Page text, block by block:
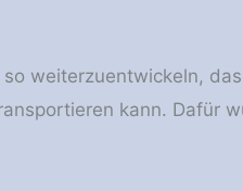
weiterzuentwickeln,
kann. Dafür